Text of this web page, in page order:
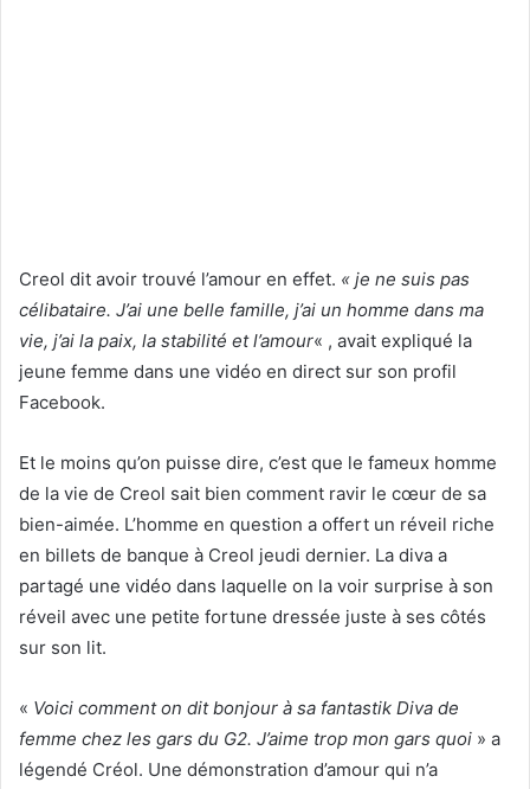
Creol dit avoir trouvé l’amour en effet. « je ne suis pas
célibataire. J’ai une belle famille, j’ai un homme dans ma
vie, j’ai la paix, la stabilité et l’amour« , avait expliqué la
jeune femme dans une vidéo en direct sur son profil
Facebook.
Et le moins qu’on puisse dire, c’est que le fameux homme
de la vie de Creol sait bien comment ravir le cœur de sa
bien-aimée. L’homme en question a offert un réveil riche
en billets de banque à Creol jeudi dernier. La diva a
partagé une vidéo dans laquelle on la voir surprise à son
réveil avec une petite fortune dressée juste à ses côtés
sur son lit.
« Voici comment on dit bonjour à sa fantastik Diva de
femme chez les gars du G2. J’aime trop mon gars quoi » a
légendé Créol. Une démonstration d’amour qui n’a